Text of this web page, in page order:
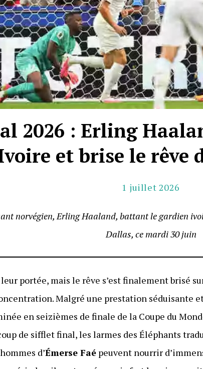
2026 : Erling
et brise le rêve
1 juillet 2026
norvégien, Erling Haaland, battant le gardien
Dallas, ce mardi 30 juin
portée, mais le rêve s’est finalement brisé
Malgré une prestation séduisante
en seizièmes de finale de la Coupe du
de sifflet final, les larmes des Éléphants
d’Émerse Faé peuvent nourrir